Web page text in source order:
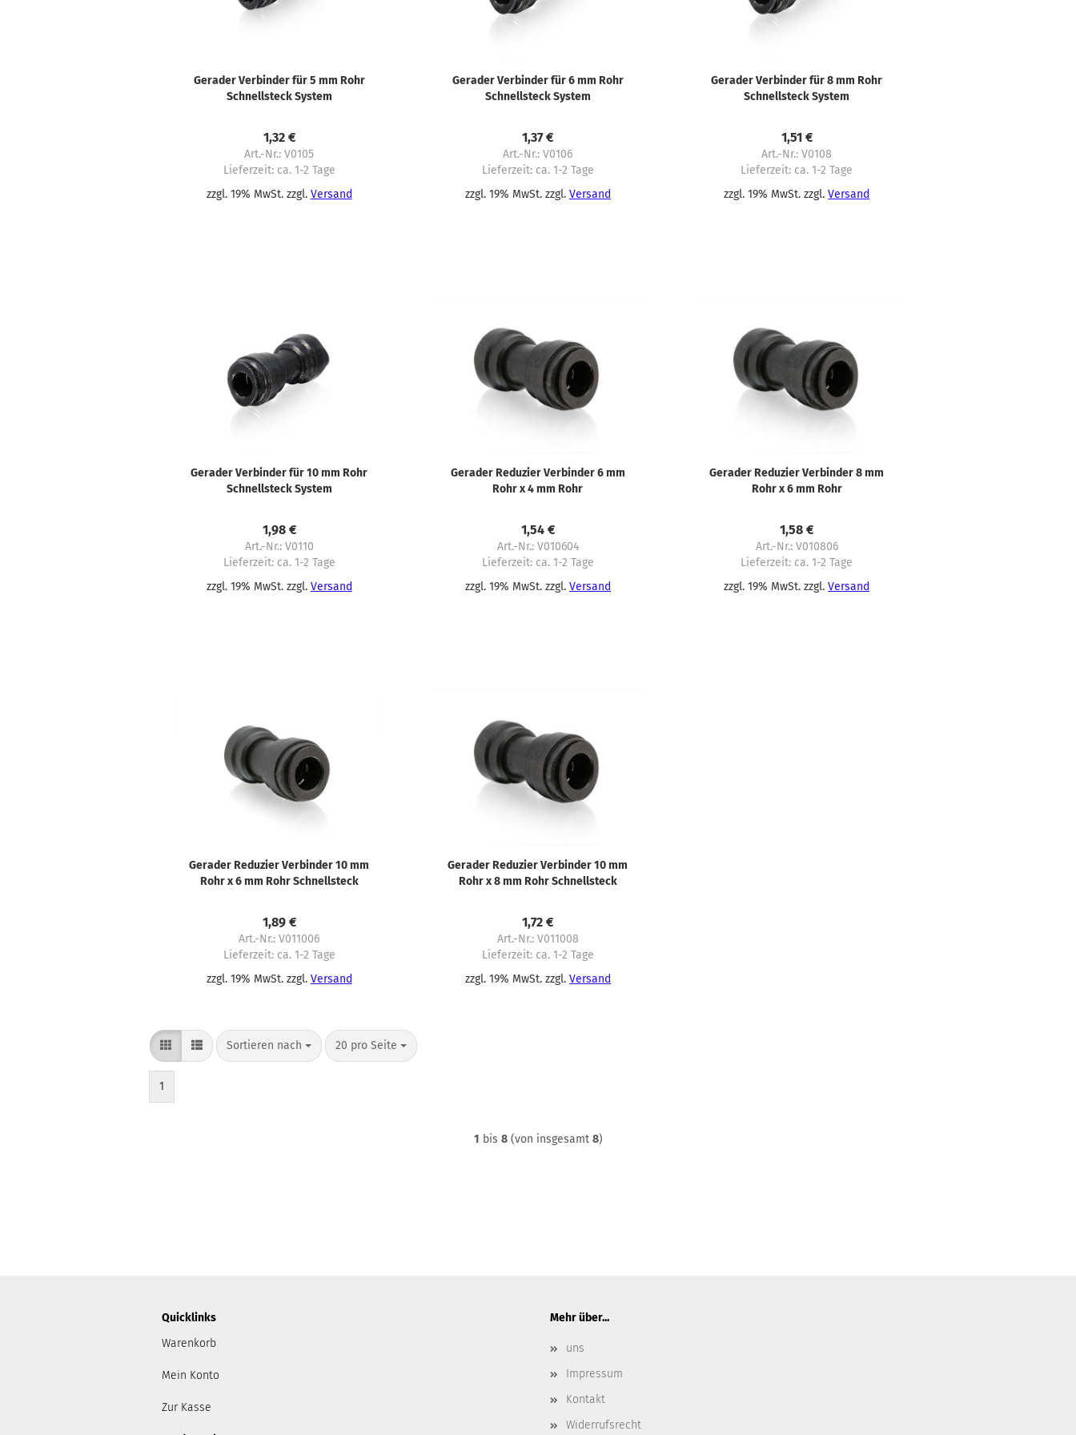
Gerader Verbinder für 5 mm Rohr
Schnellsteck System
1,32 €
Art.-Nr.: V0105
Lieferzeit: ca. 1-2 Tage
zzgl. 19% MwSt. zzgl. Versand
Gerader Verbinder für 6 mm Rohr
Schnellsteck System
1,37 €
Art.-Nr.: V0106
Lieferzeit: ca. 1-2 Tage
zzgl. 19% MwSt. zzgl. Versand
Gerader Verbinder für 8 mm Rohr
Schnellsteck System
1,51 €
Art.-Nr.: V0108
Lieferzeit: ca. 1-2 Tage
zzgl. 19% MwSt. zzgl.Versand
Gerader Verbinder für 10 mm Rohr
Schnellsteck System
1,98 €
Art.-Nr.: V0110
Lieferzeit: ca. 1-2 Tage
zzgl. 19% MwSt. zzgl. Versand
Gerader Reduzier Verbinder 6 mm
Rohr x 4 mm Rohr
1,54 €
Art.-Nr.: V010604
Lieferzeit: ca. 1-2 Tage
zzgl. 19% MwSt. zzgl. Versand
Gerader Reduzier Verbinder 8 mm
Rohr x 6 mm Rohr
1,58 €
Art.-Nr.: V010806
Lieferzeit: ca. 1-2 Tage
zzgl. 19% MwSt. zzgl.Versand
Gerader Reduzier Verbinder 10 mm
Rohr x 6 mm Rohr Schnellsteck
1,89 €
Art.-Nr.: V011006
Lieferzeit: ca. 1-2 Tage
zzgl. 19% MwSt. zzgl. Versand
Gerader Reduzier Verbinder 10 mm
Rohr x 8 mm Rohr Schnellsteck
1,72 €
Art.-Nr.: V011008
Lieferzeit: ca. 1-2 Tage
zzgl. 19% MwSt. zzgl. Versand
Sortieren nach
Sortieren nach 20 pro Seite
pro Seite
1
1 bis 8(von insgesamt 8)
Quicklinks
Warenkorb
Mein Konto
Zur Kasse
Mehr über...
uns
Impressum
Kontakt
Widerrufsrecht